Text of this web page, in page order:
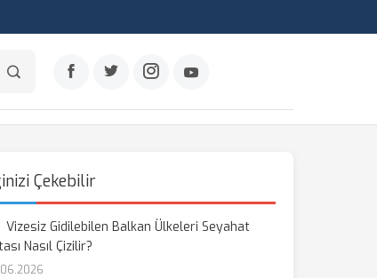
Çekebilir
Vizesiz Gidilebilen Balkan Ülkeleri Seyahat
Nasıl Çizilir?